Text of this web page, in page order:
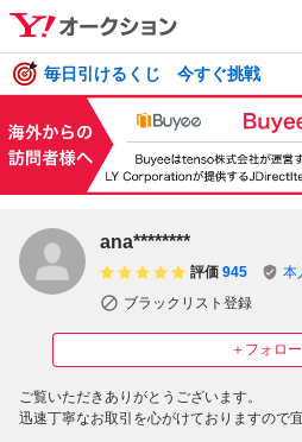
毎日引けるくじ 今すぐ挑戦
ana********
＋フォロー
評価 945 本
ブラックリスト登録
ご覧いただきありがとうございます。
迅速丁寧なお取引を心がけておりますので